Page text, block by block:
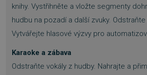
knihy. Vystřihněte a vložte segmenty
hudbu na pozadí a další zvuky.
Vytvářejte hlasové výzvy pro
Karaoke a zábava
Odstraňte vokály z hudby. Nahrajte a